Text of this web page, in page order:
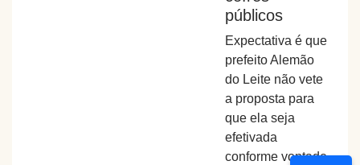
públicos
Expectativa é que
prefeito Alemão
do Leite não vete
a proposta para
que ela seja
efetivada
conforme vontade